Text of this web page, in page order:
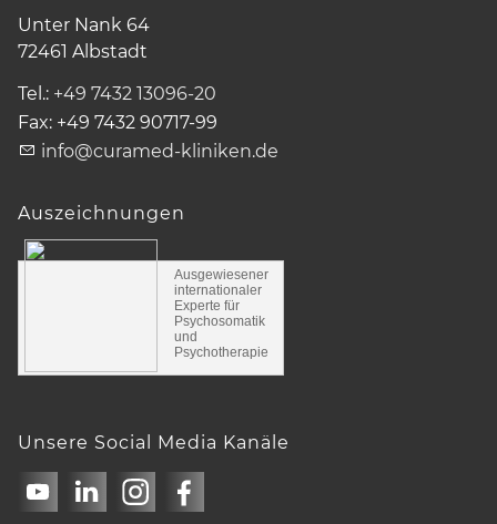
Unter Nank 64
72461 Albstadt
Tel.: +49 7432 13096-20
Fax: +49 7432 90717-99
info@curamed-kliniken.de
Auszeichnungen
Ausgewiesener
internationaler
Experte für
Psychosomatik
und
Psychotherapie
Unsere Social Media Kanäle